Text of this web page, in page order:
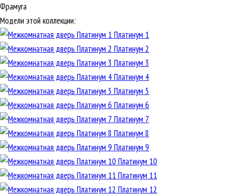
Фрамуга
Модели этой коллекции:
Платинум 1
Платинум 2
Платинум 3
Платинум 4
Платинум 5
Платинум 6
Платинум 7
Платинум 8
Платинум 9
Платинум 10
Платинум 11
Платинум 12